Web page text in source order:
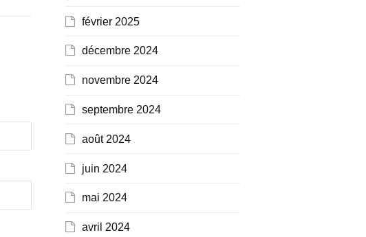
février 2025
décembre 2024
novembre 2024
septembre 2024
août 2024
juin 2024
mai 2024
avril 2024